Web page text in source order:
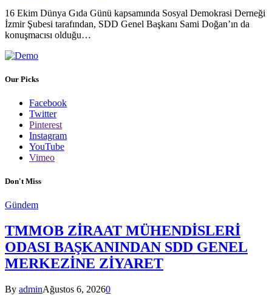
16 Ekim Dünya Gıda Günü kapsamında Sosyal Demokrasi Derneği
İzmir Şubesi tarafından, SDD Genel Başkanı Sami Doğan’ın da
konuşmacısı olduğu…
Our Picks
Facebook
Twitter
Pinterest
Instagram
YouTube
Vimeo
Don't Miss
Gündem
TMMOB ZİRAAT MÜHENDİSLERİ
ODASI BAŞKANINDAN SDD GENEL
MERKEZİNE ZİYARET
By adminAğustos 6, 20260